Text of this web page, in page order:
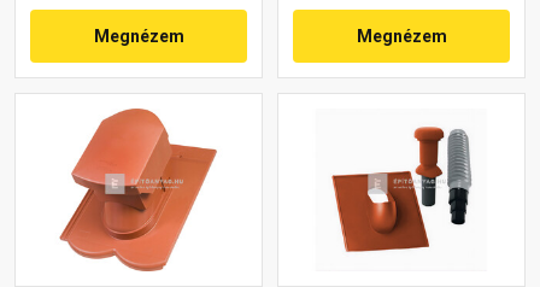
Megnézem Megnézem